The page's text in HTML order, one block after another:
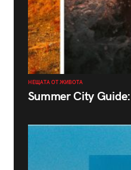
НЕЩАТА ОТ ЖИВОТА
Summer City